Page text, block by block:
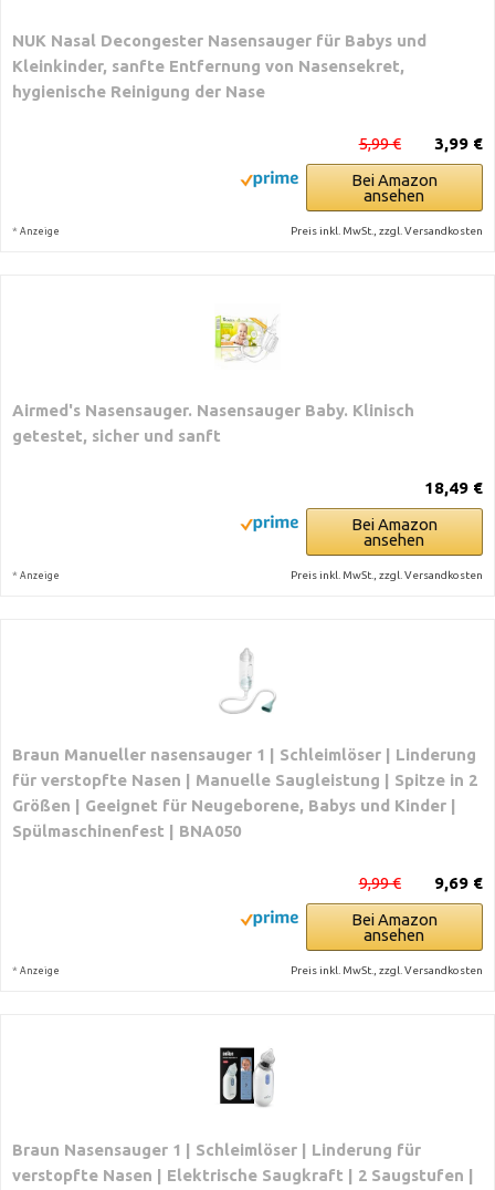
NUK Nasal Decongester Nasensauger für Babys und
Kleinkinder, sanfte Entfernung von Nasensekret,
hygienische Reinigung der Nase
3,99 €
5,99 €
Bei Amazon
ansehen
* Anzeige Preis inkl. MwSt., zzgl. Versandkosten
Airmed's Nasensauger. Nasensauger Baby. Klinisch
getestet, sicher und sanft
18,49 €
Bei Amazon
ansehen
* Anzeige Preis inkl. MwSt., zzgl. Versandkosten
Braun Manueller nasensauger 1 | Schleimlöser | Linderung
für verstopfte Nasen | Manuelle Saugleistung | Spitze in 2
Größen | Geeignet für Neugeborene, Babys und Kinder |
Spülmaschinenfest | BNA050
9,69 €
9,99 €
Bei Amazon
ansehen
* Anzeige Preis inkl. MwSt., zzgl. Versandkosten
Braun Nasensauger 1 | Schleimlöser | Linderung für
verstopfte Nasen | Elektrische Saugkraft | 2 Saugstufen |